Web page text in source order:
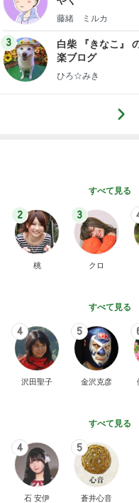
藤緒 ミルカ
3
白柴 『きなこ』
楽ブログ
ひろ☆みき
すべて見る
2
桃
3
クロ
すべて見る
4
沢田聖子
5
金沢克彦
すべて見る
4
石 安伊
5
蒼井心音